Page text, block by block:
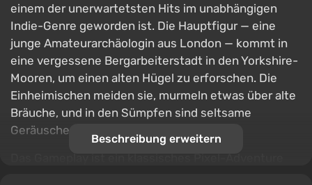
einem der unerwartetsten Hits im unabhängigen
Indie-Genre geworden ist. Die Hauptfigur — eine
junge Amateurarchäologin aus London — kommt in
eine vergessene Bergarbeiterstadt in den Yorkshire-
Mooren, um einen alten Hügel zu erforschen. Die
Einheimischen meiden sie, murmeln etwas über alte
Bräuche, und in den Sümpfen sind seltsame
Geräusche zu hören.
Beschreibung erweitern